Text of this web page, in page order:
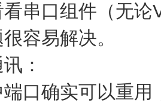
串口组件（无
容易解决。
：
口确实可以重用